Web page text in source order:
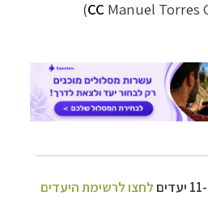
CC Manuel Torres